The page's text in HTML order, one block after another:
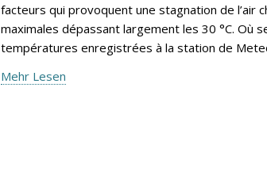
facteurs qui provoquent une stagnation de l’air
maximales dépassant largement les 30 °C.
températures enregistrées à la station de
Mehr Lesen